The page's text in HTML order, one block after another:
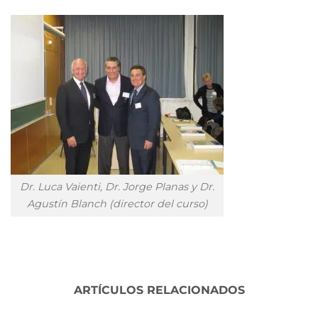
Dr. Luca Vaienti, Dr. Jorge Planas y Dr.
Agustín Blanch (director del curso)
ARTÍCULOS RELACIONADOS